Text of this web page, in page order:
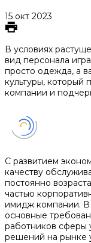
15 окт 2023
В условиях
вид персонала
просто одежда, а
культуры, который
компании и
С развитием
качеству
постоянно
частью
имидж компании. В
основные
работников сферы
решений на рынке